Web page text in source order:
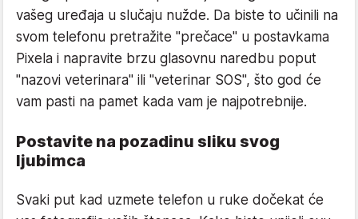
vašeg uređaja u slučaju nužde. Da biste to učinili na
svom telefonu pretražite "prečace" u postavkama
Pixela i napravite brzu glasovnu naredbu poput
"nazovi veterinara" ili "veterinar SOS", što god će
vam pasti na pamet kada vam je najpotrebnije.
Postavite na pozadinu sliku svog
ljubimca
Svaki put kad uzmete telefon u ruke dočekat će